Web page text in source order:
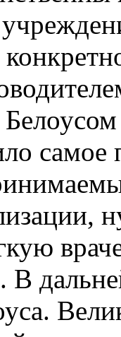
самое
В